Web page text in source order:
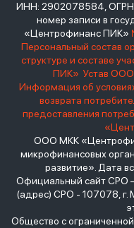
ИНН: 2902078584,
номер записи в
«Центрофинанс ПИК»
Персональный состав
структуре и составе
ПИК» Устав
Информация об
возврата
предоставления
ООО МКК
микрофинансовых
развитие». Дата
Официальный сайт СРО
(адрес) СРО - 107078, г.
Общество с